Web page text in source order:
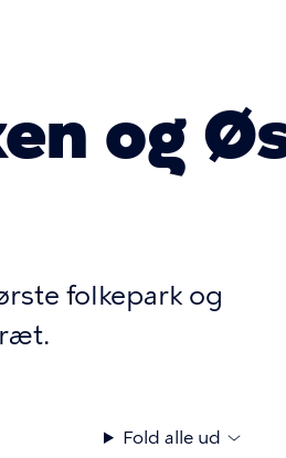
og
folkepark og
Fold alle ud